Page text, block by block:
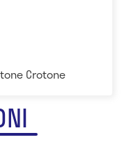
Crotone